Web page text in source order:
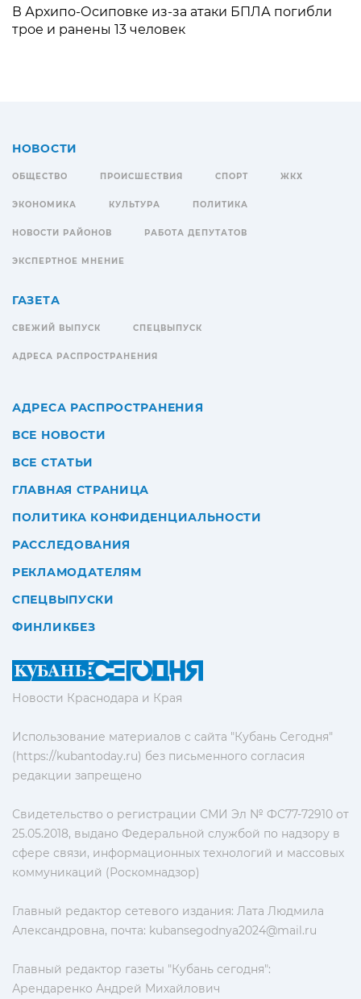
В Архипо-Осиповке из-за атаки БПЛА погибли
трое и ранены 13 человек
Новости Краснодара и Края
Использование материалов с сайта "Кубань Сегодня"
(https://kubantoday.ru) без письменного согласия
редакции запрещено
Свидетельство о регистрации СМИ Эл № ФС77-72910 от
25.05.2018, выдано Федеральной службой по надзору в
сфере связи, информационных технологий и массовых
коммуникаций (Роскомнадзор)
Главный редактор сетевого издания: Лата Людмила
Александровна, почта: kubansegodnya2024@mail.ru
Главный редактор газеты "Кубань сегодня":
Арендаренко Андрей Михайлович
НОВОСТИ
ОБЩЕСТВО ПРОИСШЕСТВИЯ СПОРТ ЖКХ
ЭКОНОМИКА КУЛЬТУРА ПОЛИТИКА
НОВОСТИ РАЙОНОВ РАБОТА ДЕПУТАТОВ
ЭКСПЕРТНОЕ МНЕНИЕ
ГАЗЕТА
СВЕЖИЙ ВЫПУСК СПЕЦВЫПУСК
АДРЕСА РАСПРОСТРАНЕНИЯ
АДРЕСА РАСПРОСТРАНЕНИЯ
ВСЕ НОВОСТИ
ВСЕ СТАТЬИ
ГЛАВНАЯ СТРАНИЦА
ПОЛИТИКА КОНФИДЕНЦИАЛЬНОСТИ
РАССЛЕДОВАНИЯ
РЕКЛАМОДАТЕЛЯМ
СПЕЦВЫПУСКИ
ФИНЛИКБЕЗ